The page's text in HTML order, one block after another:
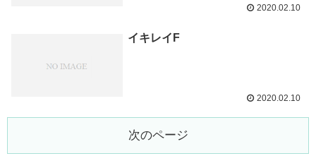
2020.02.10
イキレイF
2020.02.10
次のページ